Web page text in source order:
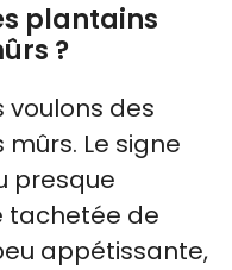
plantains
?
voulons des
Le signe
presque
tachetée de
appétissante,